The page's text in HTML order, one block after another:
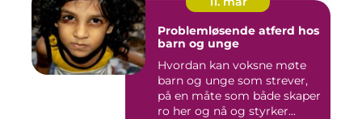
Problemløsende atferd hos
barn og unge
Hvordan kan voksne møte
barn og unge som strever,
på en måte som både skaper
ro her og nå og styrker...